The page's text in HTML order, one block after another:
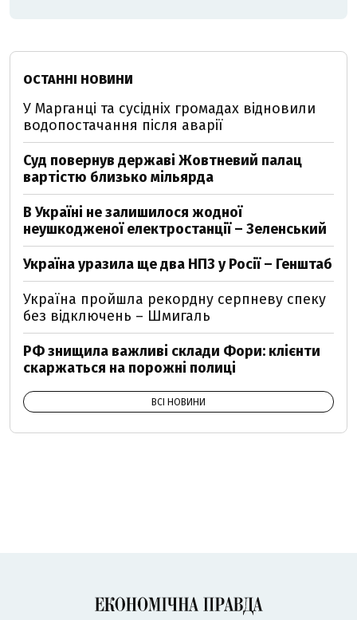
ОСТАННІ НОВИНИ
У Марганці та сусідніх громадах відновили
водопостачання після аварії
Суд повернув державі Жовтневий палац
вартістю близько мільярда
В Україні не залишилося жодної
неушкодженої електростанції – Зеленський
Україна уразила ще два НПЗ у Росії – Генштаб
Україна пройшла рекордну серпневу спеку
без відключень – Шмигаль
РФ знищила важливі склади Фори: клієнти
скаржаться на порожні полиці
ВСІ НОВИНИ